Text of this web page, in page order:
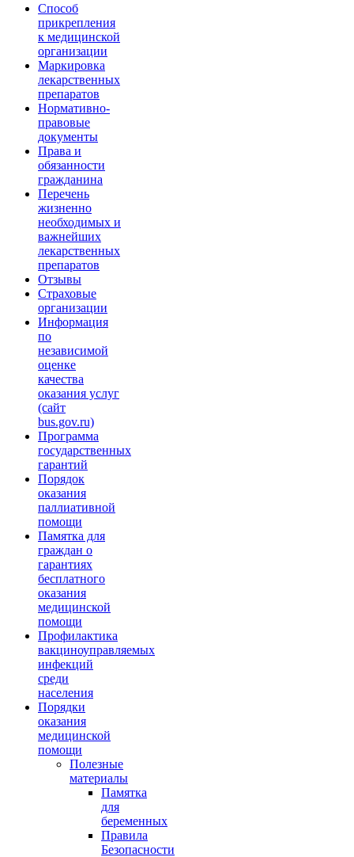
Способ
прикрепления
к медицинской
организации
Маркировка
лекарственных
препаратов
Нормативно-
правовые
документы
Права и
обязанности
гражданина
Перечень
жизненно
необходимых и
важнейших
лекарственных
препаратов
Отзывы
Страховые
организации
Информация
по
независимой
оценке
качества
оказания услуг
(сайт
bus.gov.ru)
Программа
государственных
гарантий
Порядок
оказания
паллиативной
помощи
Памятка для
граждан о
гарантиях
бесплатного
оказания
медицинской
помощи
Профилактика
вакциноуправляемых
инфекций
среди
населения
Порядки
оказания
медицинской
помощи
Полезные
материалы
Памятка
для
беременных
Правила
Безопасности